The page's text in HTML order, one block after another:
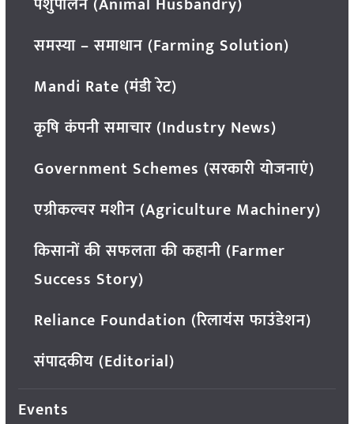
समस्या – समाधान (Farming Solution)
Mandi Rate (मंडी रेट)
कृषि कंपनी समाचार (Industry News)
Government Schemes (सरकारी योजनाएं)
एग्रीकल्चर मशीन (Agriculture Machinery)
किसानों की सफलता की कहानी (Farmer
Success Story)
Reliance Foundation (रिलायंस फाउंडेशन)
संपादकीय (Editorial)
Events